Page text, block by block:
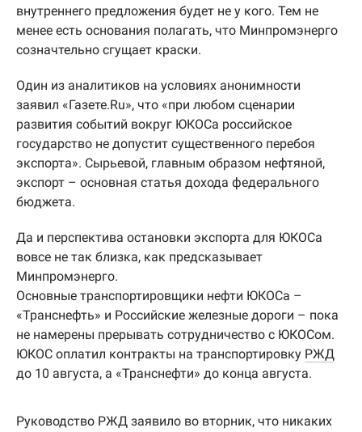
внутреннего предложения будет не у кого. Тем не
менее есть основания полагать, что Минпромэнерго
созначтельно сгущает краски.
Один из аналитиков на условиях анонимности
заявил «Газете.Ru», что «при любом сценарии
развития событий вокруг ЮКОСа российское
государство не допустит существенного перебоя
экспорта». Сырьевой, главным образом нефтяной,
экспорт – основная статья дохода федерального
бюджета.
Да и перспектива остановки экспорта для ЮКОСа
вовсе не так близка, как предсказывает
Минпромэнерго.
Основные транспортировщики нефти ЮКОСа –
«Транснефть» и Российские железные дороги – пока
не намерены прерывать сотрудничество с ЮКОСом.
ЮКОС оплатил контракты на транспортировку РЖД
до 10 августа, а «Транснефти» до конца августа.
Руководство РЖД заявило во вторник, что никаких